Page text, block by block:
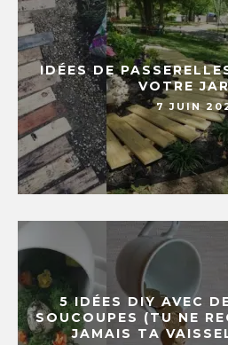
IDÉES DE
VOTRE
7 JUIN
5 IDÉES DIY AVEC
SOUCOUPES (TU NE
JAMAIS TA